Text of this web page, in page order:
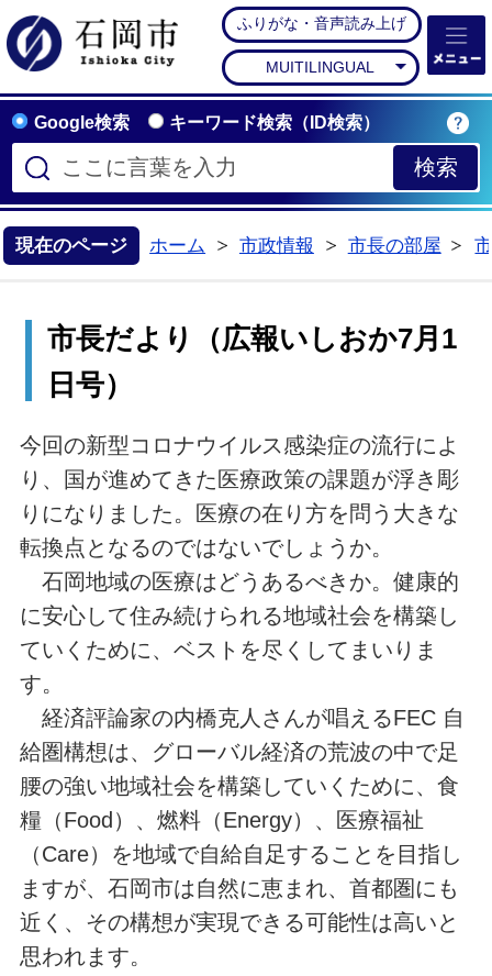
石岡市公式ホームペー
ふりがな・音声読み上げ
MUITILINGUAL
Google検索 キーワード検索（ID検索）
現在のページ ホーム
市政情報
市長の部屋
市長だより（広報いしおか7月1
日号）
今回の新型コロナウイルス感染症の流行によ
り、国が進めてきた医療政策の課題が浮き彫
りになりました。医療の在り方を問う大きな
転換点となるのではないでしょうか。
石岡地域の医療はどうあるべきか。健康的
に安心して住み続けられる地域社会を構築し
ていくために、ベストを尽くしてまいりま
す。
経済評論家の内橋克人さんが唱えるFEC 自
給圏構想は、グローバル経済の荒波の中で足
腰の強い地域社会を構築していくために、食
糧（Food）、燃料（Energy）、医療福祉
（Care）を地域で自給自足することを目指し
ますが、石岡市は自然に恵まれ、首都圏にも
近く、その構想が実現できる可能性は高いと
思われます。